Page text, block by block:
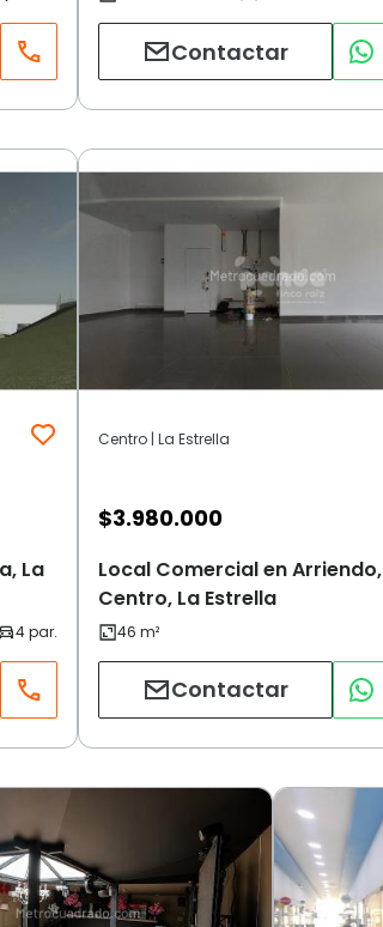
Contactar
La
Centro | La Estrella
$3.980.000
Local Comercial en Arriendo,
Centro, La Estrella
Contactar